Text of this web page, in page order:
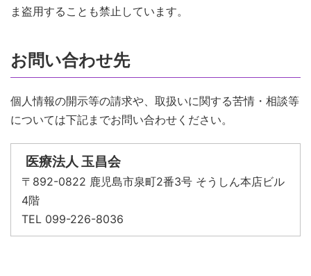
ま盗用することも禁止しています。
お問い合わせ先
個人情報の開示等の請求や、取扱いに関する苦情・相談等
については下記までお問い合わせください。
医療法人 玉昌会
〒892-0822 鹿児島市泉町2番3号 そうしん本店ビル
4階
TEL 099-226-8036